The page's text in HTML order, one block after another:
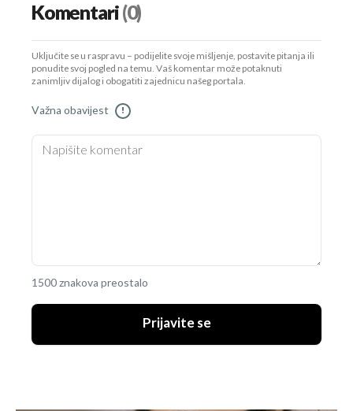
Komentari(0)
Uključite se u raspravu – podijelite svoje mišljenje, postavite pitanja ili
ponudite svoj pogled na temu. Vaš komentar može potaknuti
zanimljiv dijalog i obogatiti zajednicu našeg portala.
Važna obavijest !
1500 znakova preostalo
Prijavite se